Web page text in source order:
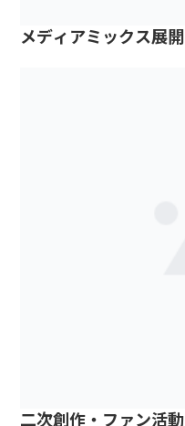
メディアミックス展開
二次創作・ファン活動